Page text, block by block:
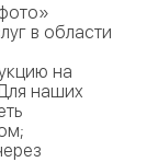
в области
на
наших